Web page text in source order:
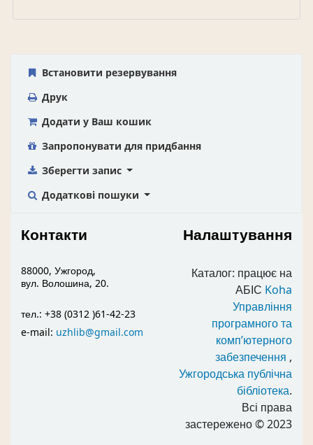
Встановити резервування
Друк
Додати у Ваш кошик
Запропонувати для придбання
Зберегти запис
Додаткові пошуки
Контакти
88000, Ужгород,
вул. Волошина, 20.
тел.: +38 (0312 )61-42-23
e-mail: uzhlib@gmail.com
Налаштування
Каталог: працює на
АБІС Koha
Управління
програмного та
комп’ютерного
забезпечення ,
Ужгородська публічна
бібліотека.
Всі права
застережено© 2023